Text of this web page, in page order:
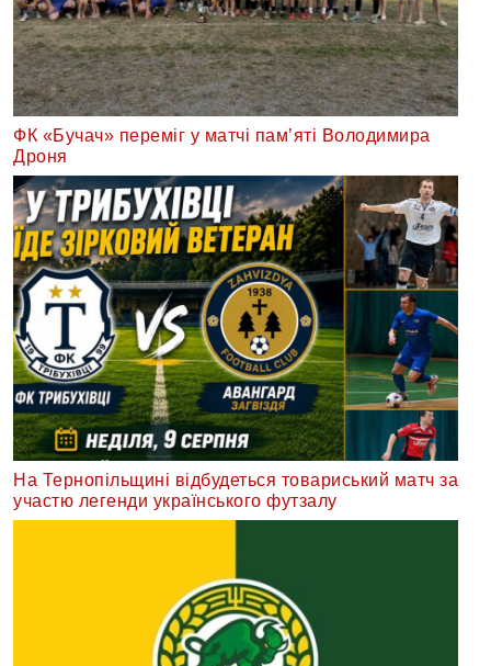
ФК «Бучач» переміг у матчі пам’яті Володимира
Дроня
На Тернопільщині відбудеться товариський матч за
участю легенди українського футзалу